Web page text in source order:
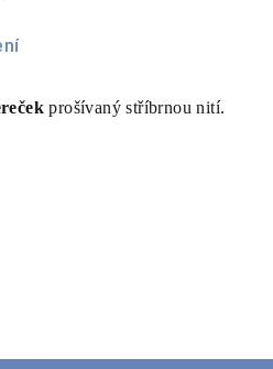
prošívaný stříbrnou nití.